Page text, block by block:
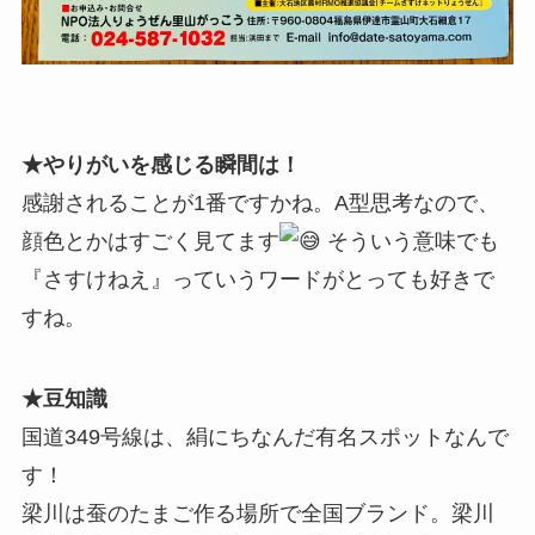
★やりがいを感じる瞬間は！
感謝されることが1番ですかね。A型思考なので、
顔色とかはすごく見てます
そういう意味でも
『さすけねえ』っていうワードがとっても好きで
すね。
★豆知識
国道349号線は、絹にちなんだ有名スポットなんで
す！
梁川は蚕のたまご作る場所で全国ブランド。梁川